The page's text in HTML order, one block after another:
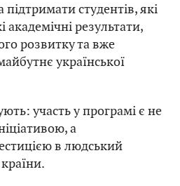
студентів, які
результати,
розвитку та вже
української
участь у програмі є не
а
в людський